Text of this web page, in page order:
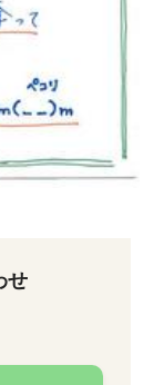
せ